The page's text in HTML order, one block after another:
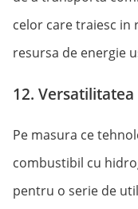
celor care traiesc
resursa de energie
12.
Pe masura ce
combustibil cu
pentru o serie de